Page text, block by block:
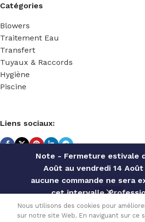
Note - Fermeture estivale
Août au vendredi 14
aucune commande ne sera
cet intervalle.
Contactez notre service
pour des offres
Catégories
Blowers
Traitement Eau
Transfert
Tuyaux & Raccords
Hygiène
Piscine
Liens sociaux:
TECHNIDOSE 2022 Réalisé parACS
Nous utilisons des cookies pour
sur notre site Web. En naviguant sur ce
RACCORD
MALE
PVDF A
COIFFE
1/4 »Gm
18.72 €
En stock